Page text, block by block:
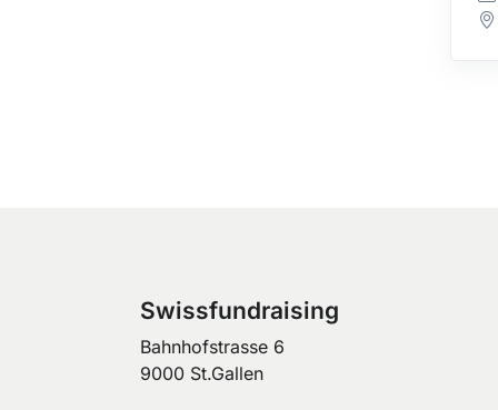
Swissfundraising
Bahnhofstrasse 6
9000 St.Gallen